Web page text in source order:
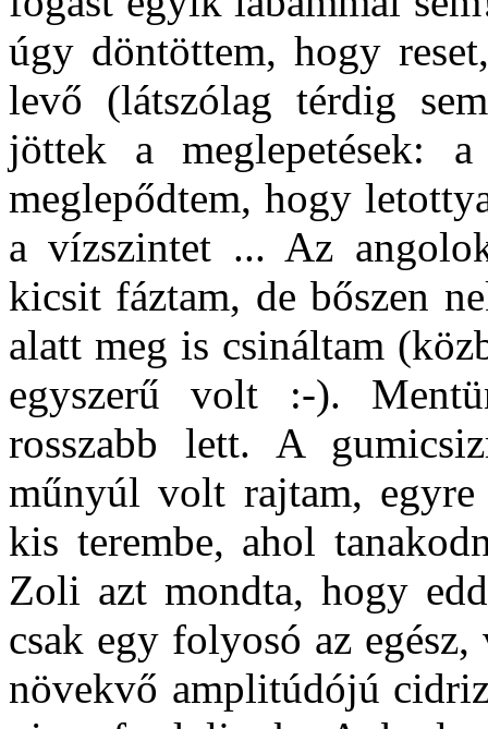
úgy döntöttem, hogy
levő (látszólag térdig
jöttek a meglepetések:
meglepődtem, hogy
a vízszintet ... Az
kicsit fáztam, de bőszen
alatt meg is csináltam
egyszerű volt :-).
rosszabb lett. A
műnyúl volt rajtam,
kis terembe, ahol
Zoli azt mondta, hogy
csak egy folyosó az
növekvő amplitúdójú